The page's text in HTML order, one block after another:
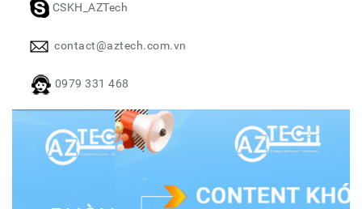
CSKH_AZTech
contact@aztech.com.vn
0979 331 468